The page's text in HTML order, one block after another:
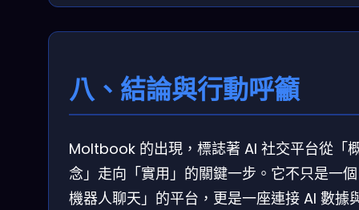
八、結論與行動呼籲
Moltbook 的出現，標誌著 AI 社交平台從「
念」走向「實用」的關鍵一步。它不只是一
機器人聊天」的平台，更是一座連接 AI 數據